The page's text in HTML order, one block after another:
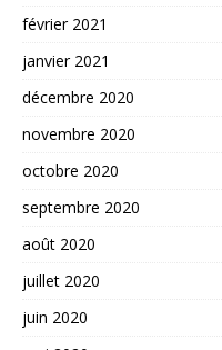
février 2021
janvier 2021
décembre 2020
novembre 2020
octobre 2020
septembre 2020
août 2020
juillet 2020
juin 2020